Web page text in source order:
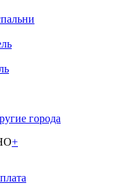
города
+